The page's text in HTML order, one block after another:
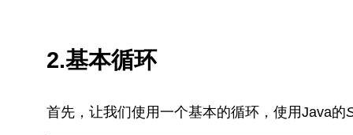
2.基本循环
首先，让我们使用一个基本的循环，使用Java的